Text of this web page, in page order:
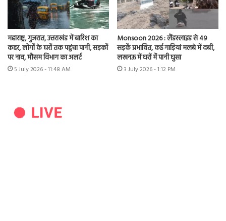
महाराष्ट्र, गुजरात, उत्तराखंड में बारिश का
कहर, लोगों के घरों तक पहुंचा पानी, सड़कों
पर नाव, मौसम विभाग का अलर्ट
5 July 2026 - 11:48 AM
Monsoon 2026 : लैंडस्लाइड से 49
सड़कें प्रभावित, कई गाड़ियां मलबे में दबी,
लखनऊ में घरों में पानी घुसा
3 July 2026 - 1:12 PM